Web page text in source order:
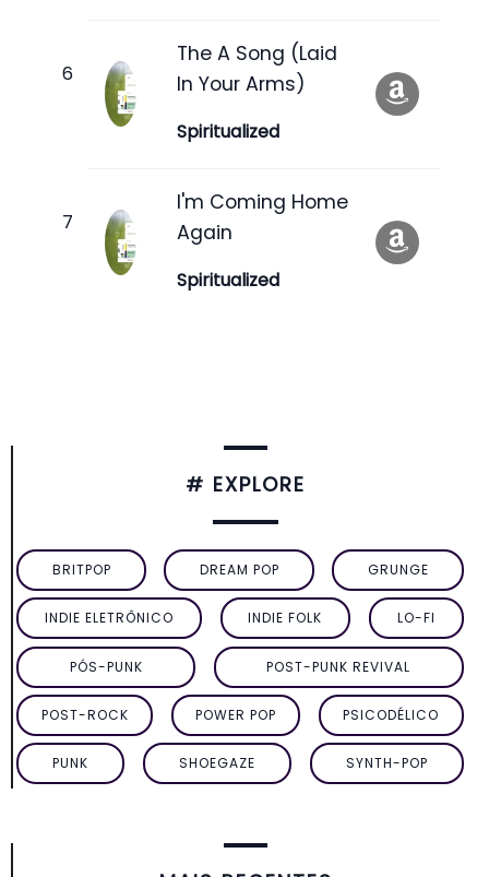
The A Song (Laid
In Your Arms)
Spiritualized
I'm Coming Home
Again
Spiritualized
# EXPLORE
BRITPOP DREAM POP GRUNGE
INDIE ELETRÔNICO INDIE FOLK LO-FI
PÓS-PUNK POST-PUNK REVIVAL
POST-ROCK POWER POP PSICODÉLICO
PUNK SHOEGAZE SYNTH-POP